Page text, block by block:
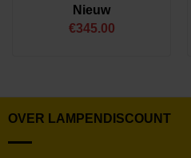
Nieuw
€345.00
OVER LAMPENDISCOUNT